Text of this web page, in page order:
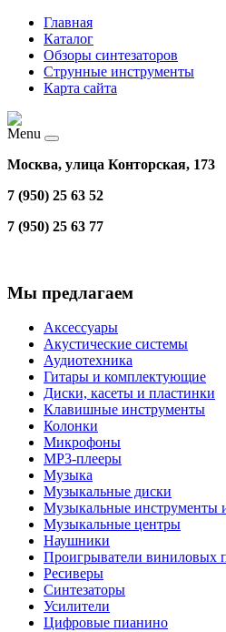
Главная
Каталог
Обзоры синтезаторов
Струнные инструменты
Карта сайта
Menu
Москва, улица Конторская, 173
7 (950) 25 63 52
7 (950) 25 63 77
Мы предлагаем
Аксессуары
Акустические системы
Аудиотехника
Гитары и комплектующие
Диски, касеты и пластинки
Клавишные инструменты
Колонки
Микрофоны
МР3-плееры
Музыка
Музыкальные диски
Музыкальные инструменты
Музыкальные центры
Наушники
Проигрыватели виниловых
Ресиверы
Синтезаторы
Усилители
Цифровые пианино